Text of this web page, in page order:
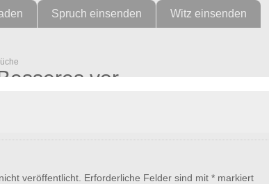
Spruch einsenden Witz einsenden
vor
veröffentlicht. Erforderliche Felder sind mit * markiert